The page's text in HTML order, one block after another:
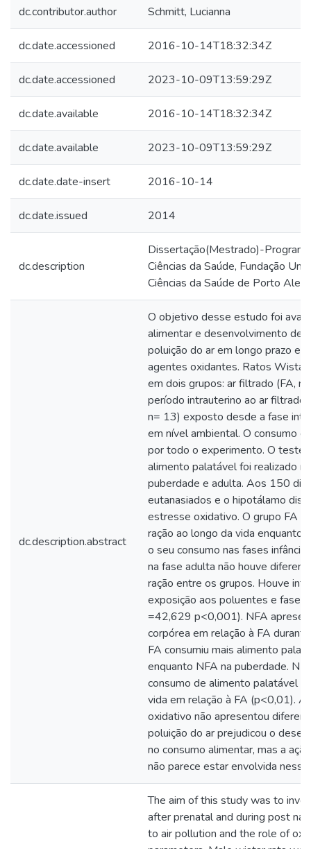
dc.contributor.author Schmitt, Lucianna
dc.date.accessioned 2016-10-14T18:32:34Z
dc.date.accessioned 2023-10-09T13:59:29Z
dc.date.available 2016-10-14T18:32:34Z
dc.date.available 2023-10-09T13:59:29Z
dc.date.date-insert 2016-10-14
dc.date.issued 2014
dc.description
Dissertação(Mestrado)-
Ciências da Saúde, Fundação
Ciências da Saúde de Porto
dc.description.abstract
O objetivo desse estudo foi
alimentar e desenvolvimento de
poluição do ar em longo prazo e
agentes oxidantes. Ratos Wistar
em dois grupos: ar filtrado (FA,
período intrauterino ao ar
n= 13) exposto desde a fase
em nível ambiental. O consumo
por todo o experimento. O teste
alimento palatável foi realizado
puberdade e adulta. Aos 150
eutanasiados e o hipotálamo
estresse oxidativo. O grupo FA
ração ao longo da vida enquanto
o seu consumo nas fases
na fase adulta não houve
ração entre os grupos. Houve
exposição aos poluentes e fase
=42,629 p<0,001). NFA
corpórea em relação à FA
FA consumiu mais alimento
enquanto NFA na puberdade.
consumo de alimento palatável
vida em relação à FA (p<0,01).
oxidativo não apresentou
poluição do ar prejudicou o
no consumo alimentar, mas a
não parece estar envolvida
The aim of this study was to
after prenatal and during post
to air pollution and the role of